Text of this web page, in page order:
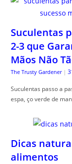
Suculentas
2-3 que
Mãos Não
The Trusty Gardener |
Suculentas passo a
espa, ço verde de
Dicas
alimentos